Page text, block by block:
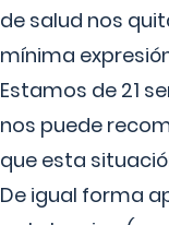
de salud nos
mínima
Estamos de 21
nos puede
que esta
De igual forma